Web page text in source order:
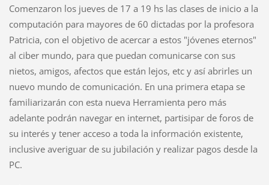
Comenzaron los jueves de 17 a 19 hs las clases de inicio a la
computación para mayores de 60 dictadas por la profesora
Patricia, con el objetivo de acercar a estos "jóvenes eternos"
al ciber mundo, para que puedan comunicarse con sus
nietos, amigos, afectos que están lejos, etc y así abrirles un
nuevo mundo de comunicación. En una primera etapa se
familiarizarán con esta nueva Herramienta pero más
adelante podrán navegar en internet, partisipar de foros de
su interés y tener acceso a toda la información existente,
inclusive averiguar de su jubilación y realizar pagos desde la
PC.